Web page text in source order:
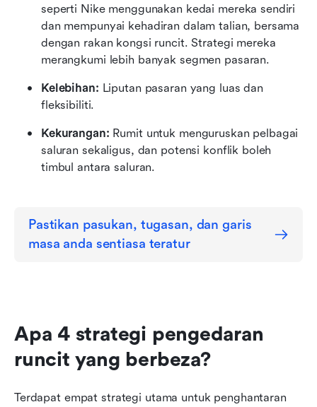
seperti Nike menggunakan kedai mereka sendiri
dan mempunyai kehadiran dalam talian, bersama
dengan rakan kongsi runcit. Strategi mereka
merangkumi lebih banyak segmen pasaran.
Kelebihan: Liputan pasaran yang luas dan
fleksibiliti.
Kekurangan: Rumit untuk menguruskan pelbagai
saluran sekaligus, dan potensi konflik boleh
timbul antara saluran.
Pastikan pasukan, tugasan, dan garis
masa anda sentiasa teratur
Apa 4 strategi pengedaran
runcit yang berbeza?
Terdapat empat strategi utama untuk penghantaran